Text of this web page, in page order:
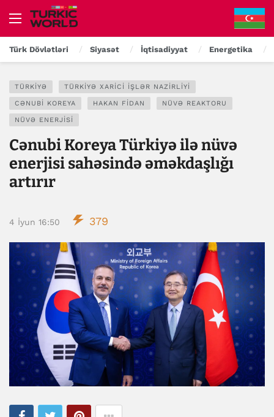
Türk Dövlətləri Siyasət İqtisadiyyat Energetika
TÜRKIYƏ TÜRKIYƏ XARICI IŞLƏR NAZIRLIYI
CƏNUBI KOREYA HAKAN FIDAN NÜVƏ REAKTORU
NÜVƏ ENERJISI
Cənubi Koreya Türkiyə ilə nüvə
enerjisi sahəsində əməkdaşlığı
artırır
4 İyun 16:50 379